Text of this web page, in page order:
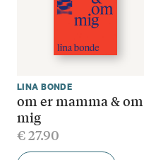
LINA BONDE
om er mamma & om
mig
€27.90